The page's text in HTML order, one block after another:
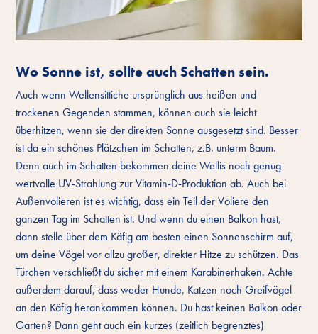
Wo Sonne ist, sollte auch Schatten sein.
Auch wenn Wellensittiche ursprünglich aus heißen und
trockenen Gegenden stammen, können auch sie leicht
überhitzen, wenn sie der direkten Sonne ausgesetzt sind. Besser
ist da ein schönes Plätzchen im Schatten, z.B. unterm Baum.
Denn auch im Schatten bekommen deine Wellis noch genug
wertvolle UV-Strahlung zur Vitamin-D-Produktion ab. Auch bei
Außenvolieren ist es wichtig, dass ein Teil der Voliere den
ganzen Tag im Schatten ist. Und wenn du einen Balkon hast,
dann stelle über dem Käfig am besten einen Sonnenschirm auf,
um deine Vögel vor allzu großer, direkter Hitze zu schützen. Das
Türchen verschließt du sicher mit einem Karabinerhaken. Achte
außerdem darauf, dass weder Hunde, Katzen noch Greifvögel
an den Käfig herankommen können. Du hast keinen Balkon oder
Garten? Dann geht auch ein kurzes (zeitlich begrenztes)